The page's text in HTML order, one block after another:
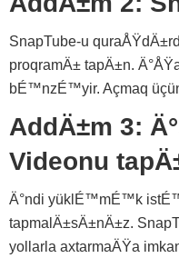
SnapTube-u
proqramÄ± tapÄ±n.
bÉ™nzÉ™yir. Açmaq
AddÄ±m 3:
Videonu
Ä°ndi yüklÉ™mÉ™k
tapmalÄ±sÄ±nÄ±z.
yollarla axtarmaÄŸa